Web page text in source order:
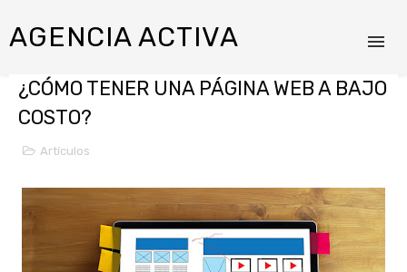
AGENCIA ACTIVA
¿CÓMO TENER UNA PÁGINA WEB A BAJO
COSTO?
Artículos